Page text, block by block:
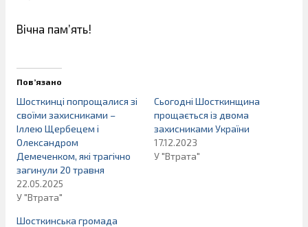
Вічна пам’ять!
Пов’язано
Шосткинці попрощалися зі
своїми захисниками –
Іллею Щербецем і
Олександром
Демеченком, які трагічно
загинули 20 травня
22.05.2025
У "Втрата"
Сьогодні Шосткинщина
прощається із двома
захисниками України
17.12.2023
У "Втрата"
Шосткинська громада